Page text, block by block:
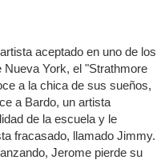
aceptado en uno de los
York, el "Strathmore
a la chica de sus sueños,
a Bardo, un artista
de la escuela y le
fracasado, llamado Jimmy.
Jerome pierde su